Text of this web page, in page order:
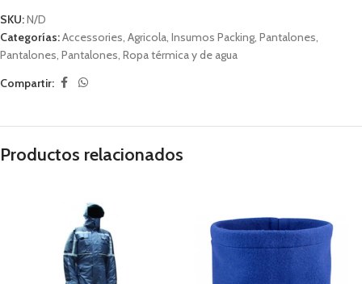
SKU:N/D
Categorías:Accessories, Agricola, Insumos Packing, Pantalones,
Pantalones, Pantalones, Ropa térmica y de agua
Compartir:
Productos relacionados